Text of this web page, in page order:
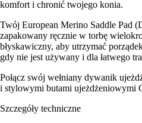
komfort i chronić twojego konia.
Twój European Merino Saddle Pad
zapakowany ręcznie w torbę
błyskawiczny, aby utrzymać
gdy nie jest używany i dla łatwego
Połącz swój wełniany dywanik
i stylowymi butami ujeżdżeniowymi
Szczegóły techniczne